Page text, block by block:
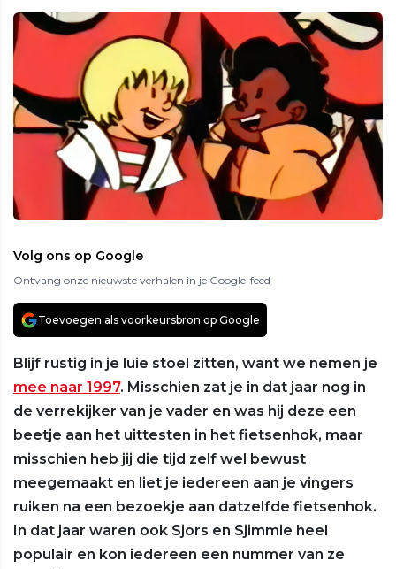
Volg ons op Google
Ontvang onze nieuwste verhalen in je Google-feed
Toevoegen als voorkeursbron op Google
Blijf rustig in je luie stoel zitten, want we nemen je
mee naar 1997. Misschien zat je in dat jaar nog in
de verrekijker van je vader en was hij deze een
beetje aan het uittesten in het fietsenhok, maar
misschien heb jij die tijd zelf wel bewust
meegemaakt en liet je iedereen aan je vingers
ruiken na een bezoekje aan datzelfde fietsenhok.
In dat jaar waren ook Sjors en Sjimmie heel
populair en kon iedereen een nummer van ze